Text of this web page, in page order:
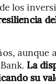
los
aunque
La
su